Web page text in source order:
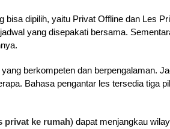
dipilih, yaitu Privat Offline dan Les
yang disepakati bersama.
berkompeten dan berpengalaman.
Bahasa pengantar les tersedia tiga
privat ke rumah) dapat menjangkau